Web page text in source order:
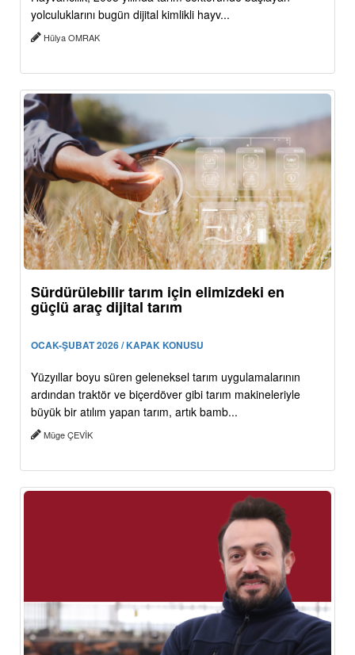
yolculuklarını bugün dijital kimlikli hayv...
Hülya OMRAK
Sürdürülebilir tarım için elimizdeki en
güçlü araç dijital tarım
OCAK-ŞUBAT 2026 / KAPAK KONUSU
Yüzyıllar boyu süren geleneksel tarım uygulamalarının
ardından traktör ve biçerdöver gibi tarım makineleriyle
büyük bir atılım yapan tarım, artık bamb...
Müge ÇEVİK